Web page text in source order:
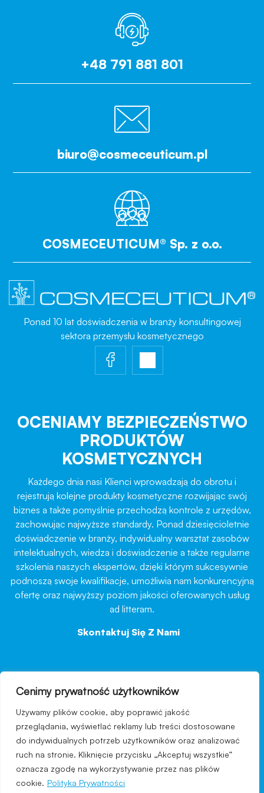
Cenimy prywatność użytkowników
Używamy plików cookie, aby poprawić jakość
przeglądania, wyświetlać reklamy lub treści dostosowane
do indywidualnych potrzeb użytkowników oraz analizować
ruch na stronie. Kliknięcie przycisku „Akceptuj wszystkie”
oznacza zgodę na wykorzystywanie przez nas plików
cookie. Polityka Prywatności
+48 791 881 801
biuro@cosmeceuticum.pl
COSMECEUTICUM® Sp. z o.o.
Ponad 10 lat doświadczenia w branży konsultingowej
sektora przemysłu kosmetycznego
OCENIAMY BEZPIECZEŃSTWO
PRODUKTÓW
KOSMETYCZNYCH
Każdego dnia nasi Klienci wprowadzają do obrotu i
rejestrują kolejne produkty kosmetyczne rozwijając swój
biznes a także pomyślnie przechodzą kontrole z urzędów,
zachowując najwyższe standardy. Ponad dziesięcioletnie
doświadczenie w branży, indywidualny warsztat zasobów
intelektualnych, wiedza i doświadczenie a także regularne
szkolenia naszych ekspertów, dzięki którym sukcesywnie
podnoszą swoje kwalifikacje, umożliwia nam konkurencyjną
ofertę oraz najwyższy poziom jakości oferowanych usług
ad litteram.
Skontaktuj Się Z Nami
nawigacja
Regulamin strony
Polityka prywatności
Kontakt